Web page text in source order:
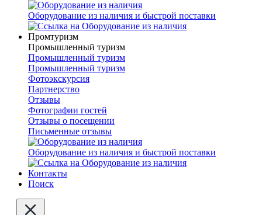
Оборудование из наличия и быстрой поставки
Промтуризм
Промышленный туризм
Промышленный туризм
Промышленный туризм
Фотоэкскурсия
Партнерство
Отзывы
Фотографии гостей
Отзывы о посещении
Письменные отзывы
Оборудование из наличия и быстрой поставки
Контакты
Поиск